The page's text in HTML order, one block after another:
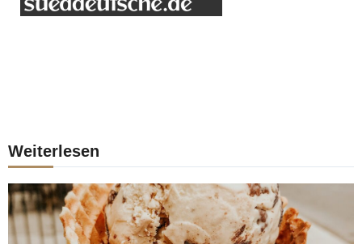
Weiterlesen